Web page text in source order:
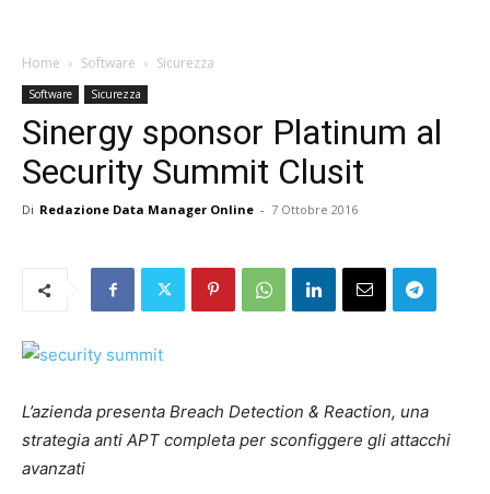
Home Software Sicurezza
Software Sicurezza
Sinergy sponsor Platinum al
Security Summit Clusit
Di Redazione Data Manager Online - 7 Ottobre 2016
L’azienda presenta Breach Detection & Reaction, una
strategia anti APT completa per sconfiggere gli attacchi
avanzati